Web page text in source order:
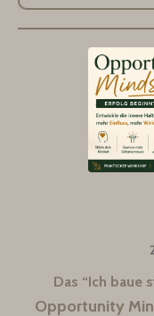
Das “Ich baue
Opportunity